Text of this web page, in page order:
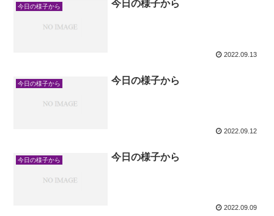
今日の様子から 今日の様子から
2022.09.13
今日の様子から 今日の様子から
2022.09.12
今日の様子から 今日の様子から
2022.09.09